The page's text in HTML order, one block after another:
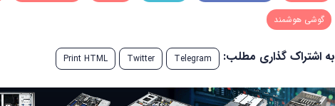
گوشی هوشمند
به اشتراک گذاری مطلب: Telegram
Twitter
Print HTML